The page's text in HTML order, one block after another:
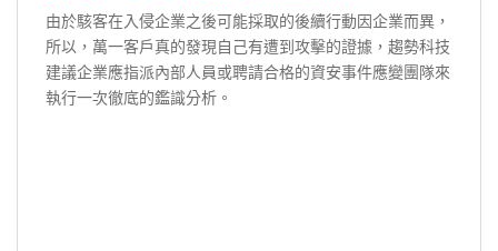
由於駭客在入侵企業之後可能採取的後續行動因企業而異，
所以，萬一客戶真的發現自己有遭到攻擊的證據，趨勢科技
建議企業應指派內部人員或聘請合格的資安事件應變團隊來
執行一次徹底的鑑識分析。